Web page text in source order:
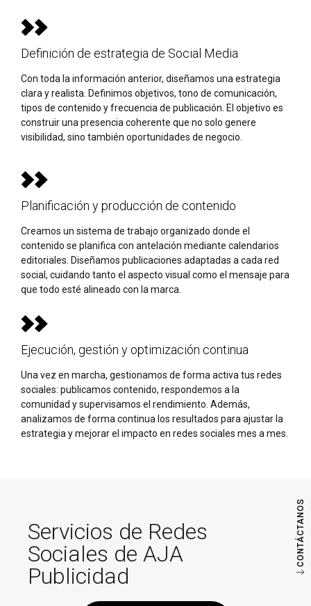
CONTÁCTANOS
Definición de estrategia de Social Media
Con toda la información anterior, diseñamos una estrategia
clara y realista. Definimos objetivos, tono de comunicación,
tipos de contenido y frecuencia de publicación. El objetivo es
construir una presencia coherente que no solo genere
visibilidad, sino también oportunidades de negocio.
Planificación y producción de contenido
Creamos un sistema de trabajo organizado donde el
contenido se planifica con antelación mediante calendarios
editoriales. Diseñamos publicaciones adaptadas a cada red
social, cuidando tanto el aspecto visual como el mensaje para
que todo esté alineado con la marca.
Ejecución, gestión y optimización continua
Una vez en marcha, gestionamos de forma activa tus redes
sociales: publicamos contenido, respondemos a la
comunidad y supervisamos el rendimiento. Además,
analizamos de forma continua los resultados para ajustar la
estrategia y mejorar el impacto en redes sociales mes a mes.
Servicios de Redes
Sociales de AJA
Publicidad